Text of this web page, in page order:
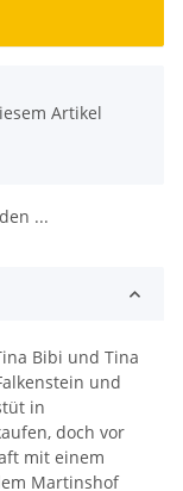
Artikel
...
Bibi und Tina
und
in
doch vor
mit einem
Martinshof